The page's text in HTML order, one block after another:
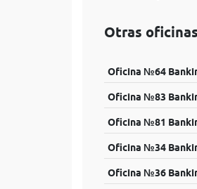
Otras
Oficina №64
Oficina №83
Oficina №81
Oficina №34
Oficina №36